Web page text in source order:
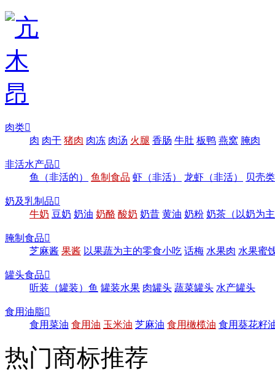
肉类
肉 肉干 猪肉 肉冻 肉汤 火腿 香肠 牛肚 板鸭 燕窝 腌肉
非活水产品
鱼（非活的）
鱼制食品 虾（非活） 龙虾（非活） 贝壳
奶及乳制品
牛奶 豆奶 奶油 奶酪 酸奶 奶昔 黄油 奶粉 奶茶（以奶为
腌制食品
芝麻酱 果酱 以果蔬为主的零食小吃 话梅 水果肉 水果蜜
罐头食品
听装（罐装）鱼 罐装水果 肉罐头 蔬菜罐头 水产罐头
食用油脂
食用菜油 食用油 玉米油 芝麻油 食用橄榄油 食用葵花籽
热门商标推荐